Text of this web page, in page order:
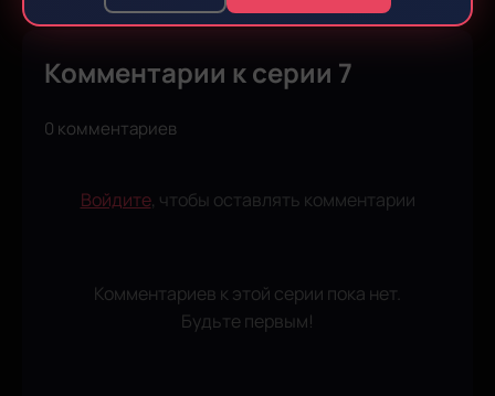
Комментарии к серии 7
0 комментариев
Войдите, чтобы оставлять комментарии
Комментариев к этой серии пока нет.
Будьте первым!